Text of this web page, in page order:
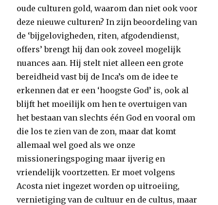
oude culturen gold, waarom dan niet ook voor
deze nieuwe culturen? In zijn beoordeling van
de ‘bijgelovigheden, riten, afgodendienst,
offers’ brengt hij dan ook zoveel mogelijk
nuances aan. Hij stelt niet alleen een grote
bereidheid vast bij de Inca’s om de idee te
erkennen dat er een ‘hoogste God’ is, ook al
blijft het moeilijk om hen te overtuigen van
het bestaan van slechts één God en vooral om
die los te zien van de zon, maar dat komt
allemaal wel goed als we onze
missioneringspoging maar ijverig en
vriendelijk voortzetten. Er moet volgens
Acosta niet ingezet worden op uitroeiing,
vernietiging van de cultuur en de cultus, maar